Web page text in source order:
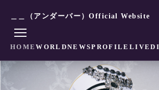
＿＿（アンダーバー）Official Website
HOMEWORLDNEWSPROFILE LIVE